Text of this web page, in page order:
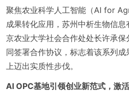
聚焦农业科学人工智能（AI for
成果转化应用，苏州中析生物信
京农业大学社会合作处处长许承
同签署合作协议，标志着该系列
上迈出实质性步伐。
AI OPC基地引领创业新范式，激